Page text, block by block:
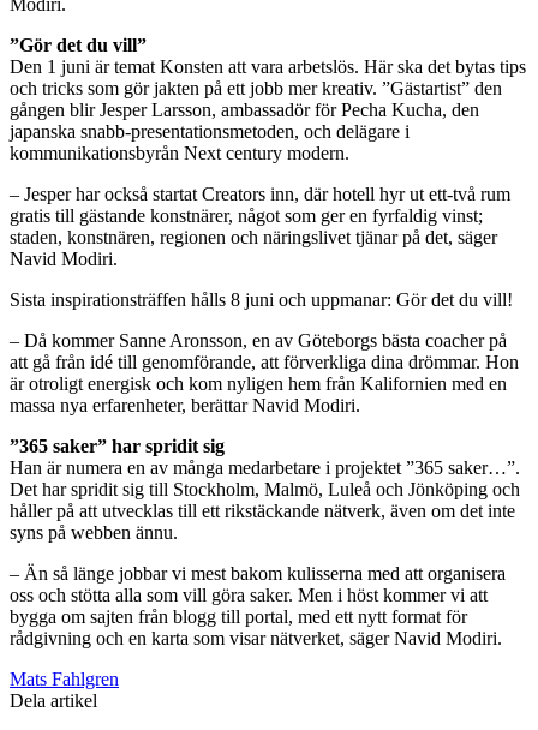
”Gör det du vill”
Den 1 juni är temat Konsten att vara arbetslös. Här ska det bytas tips
och tricks som gör jakten på ett jobb mer kreativ. ”Gästartist” den
gången blir Jesper Larsson, ambassadör för Pecha Kucha, den
japanska snabb-presentationsmetoden, och delägare i
kommunikationsbyrån Next century modern.
– Jesper har också startat Creators inn, där hotell hyr ut ett-två rum
gratis till gästande konstnärer, något som ger en fyrfaldig vinst;
staden, konstnären, regionen och näringslivet tjänar på det, säger
Navid Modiri.
Sista inspirationsträffen hålls 8 juni och uppmanar: Gör det du vill!
– Då kommer Sanne Aronsson, en av Göteborgs bästa coacher på
att gå från idé till genomförande, att förverkliga dina drömmar. Hon
är otroligt energisk och kom nyligen hem från Kalifornien med en
massa nya erfarenheter, berättar Navid Modiri.
”365 saker” har spridit sig
Han är numera en av många medarbetare i projektet ”365 saker…”.
Det har spridit sig till Stockholm, Malmö, Luleå och Jönköping och
håller på att utvecklas till ett rikstäckande nätverk, även om det inte
syns på webben ännu.
– Än så länge jobbar vi mest bakom kulisserna med att organisera
oss och stötta alla som vill göra saker. Men i höst kommer vi att
bygga om sajten från blogg till portal, med ett nytt format för
rådgivning och en karta som visar nätverket, säger Navid Modiri.
Mats Fahlgren
Dela artikel